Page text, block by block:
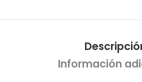
Información